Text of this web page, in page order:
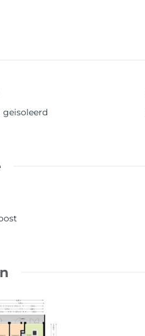
geisoleerd